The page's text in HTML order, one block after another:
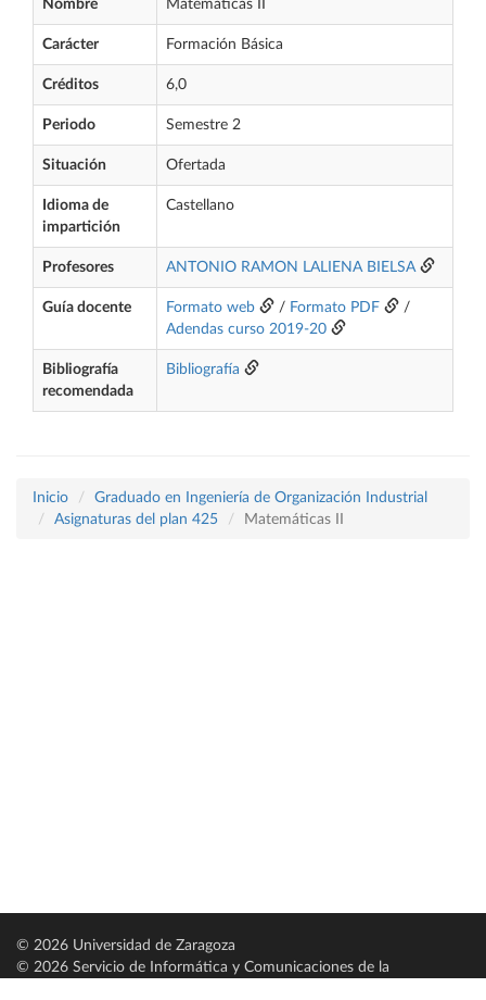
Nombre Matemáticas II
Carácter Formación Básica
Créditos 6,0
Periodo Semestre 2
Situación Ofertada
Idioma de
impartición
Castellano
Profesores ANTONIO RAMON LALIENA BIELSA
Guía docente Formato web / Formato PDF
/
Adendas curso 2019-20
Bibliografía
recomendada
Bibliografía
Inicio
Graduado en Ingeniería de Organización Industrial
Asignaturas del plan 425
Matemáticas II
© 2026 Universidad de Zaragoza
© 2026 Servicio de Informática y Comunicaciones de la